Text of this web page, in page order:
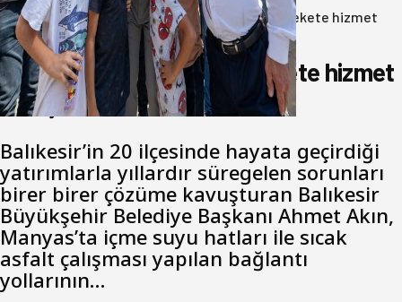
Anasayfa/Gündem
Akın: Benim derdim memlekete hizmet
hemşerim!
Akın: Benim derdim memlekete hizmet
hemşerim!
Balıkesir’in 20 ilçesinde hayata geçirdiği
yatırımlarla yıllardır süregelen sorunları
birer birer çözüme kavuşturan Balıkesir
Büyükşehir Belediye Başkanı Ahmet Akın,
Manyas’ta içme suyu hatları ile sıcak
asfalt çalışması yapılan bağlantı
yollarının…